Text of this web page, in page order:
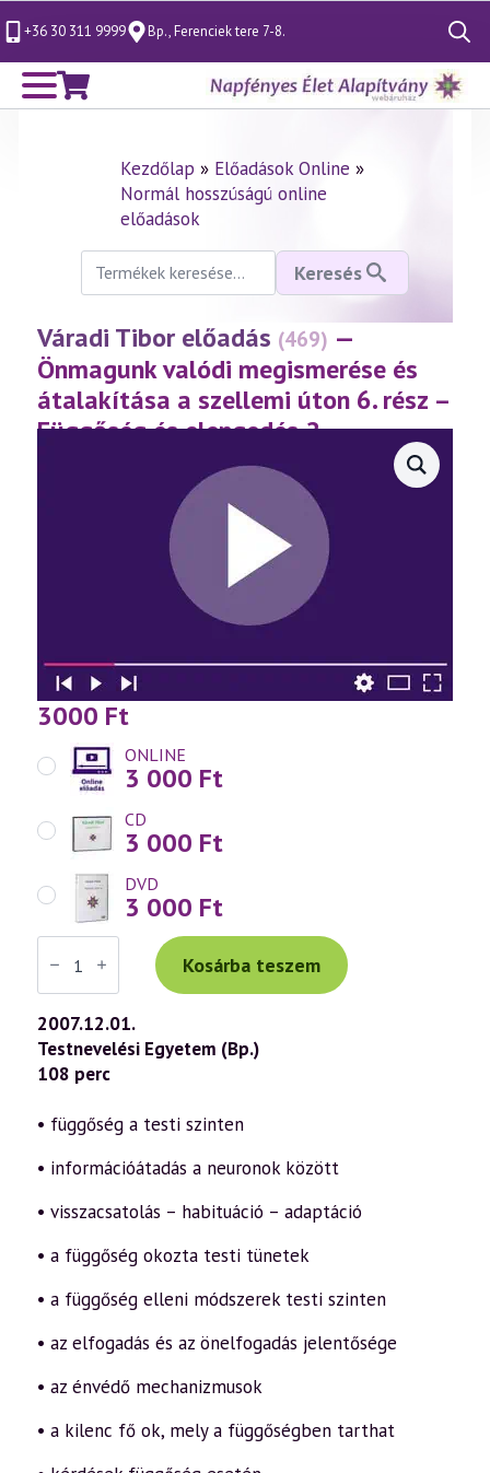
+36 30 311 9999 Bp., Ferenciek tere 7-8.
Search
for:
Kezdőlap » Előadások Online »
Normál hosszúságú online
előadások
Keresés
következőre:
Keresés
Váradi Tibor előadás (469) —
Önmagunk valódi megismerése és
átalakítása a szellemi úton 6. rész –
Függőség és elengedés 2.
3000 Ft
ONLINE
3 000 Ft
CD
3 000 Ft
DVD
3 000 Ft
Váradi
Tibor
előadás
(469)
—
Önmagunk
valódi
megismerése
és
a
szellemi
6.
–
Függőség
elengedés
(2007.12.01.)
mennyiség
Kosárba teszem
2007.12.01.
Testnevelési Egyetem (Bp.)
108 perc
• függőség a testi szinten
• információátadás a neuronok között
• visszacsatolás – habituáció – adaptáció
• a függőség okozta testi tünetek
• a függőség elleni módszerek testi szinten
• az elfogadás és az önelfogadás jelentősége
• az énvédő mechanizmusok
• a kilenc fő ok, mely a függőségben tarthat